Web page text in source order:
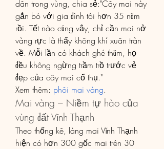
dân trong vùng, chia sẻ:"Cây mai này
gắn bó với gia đình tôi hơn 35 năm
rồi. Tết nào cũng vậy, chỉ cần mai nở
vàng rực là thấy không khí xuân tràn
về. Mỗi lần có khách ghé thăm, họ
đều không ngừng trầm trồ trước vẻ
đẹp của cây mai cổ thụ."
Xem thêm: phôi mai vàng.
Mai vàng – Niềm tự hào của
vùng đất Vĩnh Thạnh
Theo thống kê, làng mai Vĩnh Thạnh
hiện có hơn 300 gốc mai trên 30